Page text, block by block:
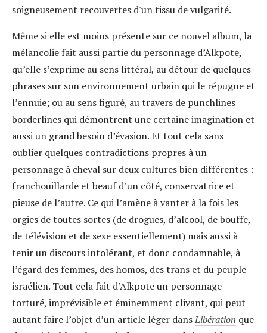
soigneusement recouvertes d'un tissu de vulgarité.
Même si elle est moins présente sur ce nouvel album, la
mélancolie fait aussi partie du personnage d’Alkpote,
qu’elle s’exprime au sens littéral, au détour de quelques
phrases sur son environnement urbain qui le répugne et
l’ennuie; ou au sens figuré, au travers de punchlines
borderlines qui démontrent une certaine imagination et
aussi un grand besoin d’évasion. Et tout cela sans
oublier quelques contradictions propres à un
personnage à cheval sur deux cultures bien différentes :
franchouillarde et beauf d’un côté, conservatrice et
pieuse de l’autre. Ce qui l’amène à vanter à la fois les
orgies de toutes sortes (de drogues, d’alcool, de bouffe,
de télévision et de sexe essentiellement) mais aussi à
tenir un discours intolérant, et donc condamnable, à
l’égard des femmes, des homos, des trans et du peuple
israélien. Tout cela fait d’Alkpote un personnage
torturé, imprévisible et éminemment clivant, qui peut
autant faire l’objet d’un article léger dansLibération que